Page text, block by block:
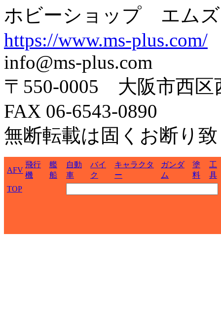
ホビーショップ エム
https://www.ms-plus.com/
info@ms-plus.com
〒550-0005 大阪市西
FAX 06-6543-0890
無断転載は固くお断り
AFV
飛行
機
艦
船
自動
車
バイ
ク
キャラクタ
ー
ガンダ
ム
塗
料
工
具
TOP